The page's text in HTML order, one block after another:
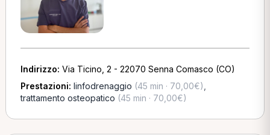
Indirizzo: Via Ticino, 2 - 22070 Senna Comasco (CO)
Prestazioni: linfodrenaggio (45 min · 70,00€)
trattamento osteopatico (45 min · 70,00€)